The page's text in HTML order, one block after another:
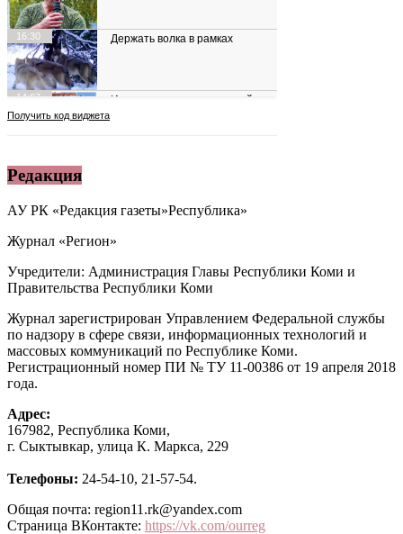
Редакция
АУ РК «Редакция газеты»Республика»
Журнал «Регион»
Учредители: Администрация Главы Республики Коми и
Правительства Республики Коми
Журнал зарегистрирован Управлением Федеральной службы
по надзору в сфере связи, информационных технологий и
массовых коммуникаций по Республике Коми.
Регистрационный номер ПИ № ТУ 11-00386 от 19 апреля 2018
года.
Адрес:
167982, Республика Коми,
г. Сыктывкар, улица К. Маркса, 229
Телефоны: 24-54-10, 21-57-54.
Общая почта: region11.rk@yandex.com
Страница ВКонтакте: https://vk.com/ourreg